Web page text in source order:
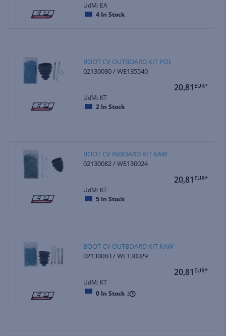
UdM: EA
4 In Stock
BOOT CV OUTBOARD KIT POL
02130080 / WE135540
20,81 EUR*
UdM: KT
2 In Stock
BOOT CV INBOARD KIT KAW
02130082 / WE130024
20,81 EUR*
UdM: KT
5 In Stock
BOOT CV OUTBOARD KIT KAW
02130083 / WE130029
20,81 EUR*
UdM: KT
0 In Stock